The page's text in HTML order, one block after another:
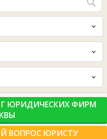
ЮРИДИЧЕСКИХ ФИРМ
ВОПРОС ЮРИСТУ